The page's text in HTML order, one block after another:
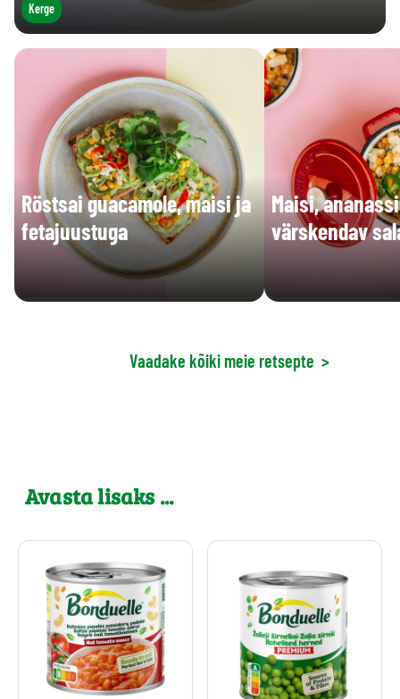
Kerge
Röstsai guacamole, maisi ja
fetajuustuga
Maisi,
värskendav
Vaadake kõiki meie retsepte >
Avasta lisaks ...